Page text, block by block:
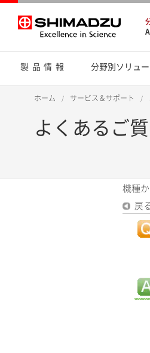
製品情報 分野別ソリュ
ホーム サービス＆サポート
よくあるご質
機種
戻